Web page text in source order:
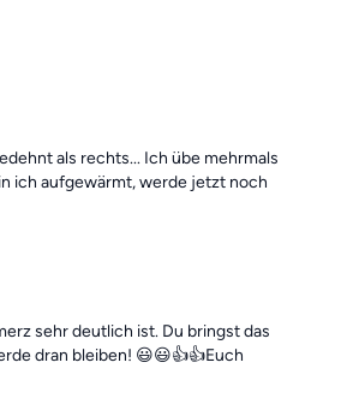
als rechts... Ich übe mehrmals
ich aufgewärmt, werde jetzt noch
sehr deutlich ist. Du bringst das
dran bleiben! 😃😃👍👍Euch